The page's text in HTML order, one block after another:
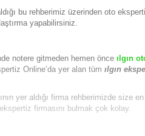
bu rehberimiz üzerinden oto
yapabilirsiniz.
notere gitmeden hemen önce ılgın
Online’da yer alan tüm ılgın
yer aldığı firma rehberimizde size
firmasını bulmak çok kolay.